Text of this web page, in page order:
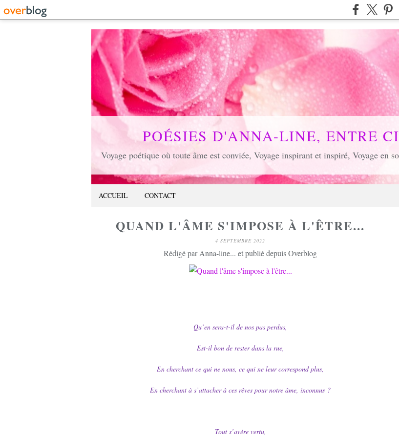
POÉSIES D'ANNA-LINE, ENTRE
ACCUEIL CONTACT
QUAND L'ÂME S'IMPOSE À L'ÊTRE...
4 SEPTEMBRE 2022
Rédigé par Anna-line... et publié depuis Overblog
Qu’en sera-t-il de nos pas perdus,
Est-il bon de rester dans la rue,
En cherchant ce qui ne nous, ce qui ne leur correspond plus,
En cherchant à s’attacher à ces rêves pour notre âme, inconnus ?
Tout s’avère vertu,